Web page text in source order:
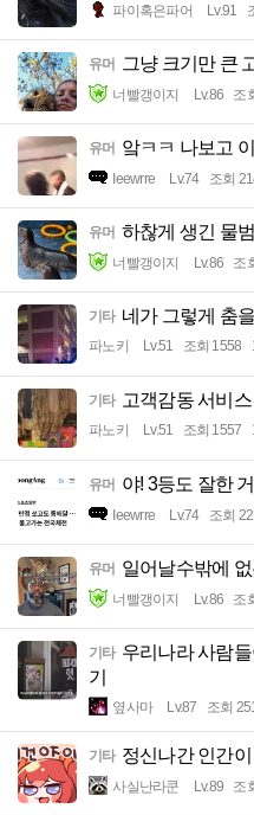
파이혹은파어 Lv.91
유머 그냥 크기만 큰
너빨갱이지 Lv.86 조
유머 앜ㅋㅋ 나보고
Ieewrre Lv.74 조회
유머 하찮게 생긴 물범
너빨갱이지 Lv.86 조
기타 네가 그렇게 춤
파노키 Lv.51 조회 1558
기타 고객감동 서비스
파노키 Lv.51 조회 1557
유머 야! 3등도 잘한
Ieewrre Lv.74 조회
유머 일어날수밖에 없
너빨갱이지 Lv.86 조
기타 우리나라 사람
기
옆사마 Lv.87 조회
기타 정신나간 인간
사실난라쿤 Lv.89 조